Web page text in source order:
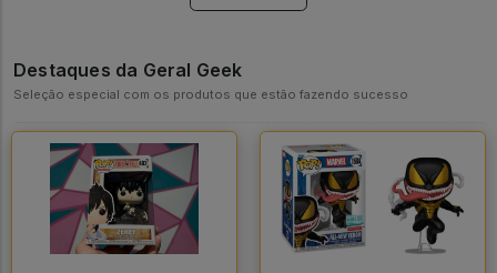
Destaques da Geral Geek
Seleção especial com os produtos que estão fazendo sucesso